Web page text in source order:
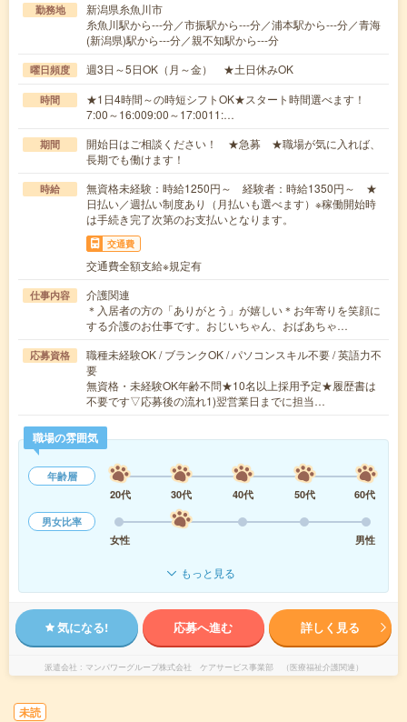
勤務地
新潟県糸魚川市
糸魚川駅から---分／市振駅から---分／浦本駅から---分／青海
(新潟県)駅から---分／親不知駅から---分
曜日頻度 週3日～5日OK（月～金） ★土日休みOK
時間
★1日4時間～の時短シフトOK★スタート時間選べます！
7:00～16:009:00～17:0011:…
期間
開始日はご相談ください！ ★急募 ★職場が気に入れば、
長期でも働けます！
時給
無資格未経験：時給1250円～ 経験者：時給1350円～ ★
日払い／週払い制度あり（月払いも選べます）※稼働開始時
は手続き完了次第のお支払いとなります。
交通費
交通費全額支給※規定有
仕事内容
介護関連
＊入居者の方の「ありがとう」が嬉しい＊お年寄りを笑顔に
する介護のお仕事です。おじいちゃん、おばあちゃ…
応募資格
職種未経験OK / ブランクOK / パソコンスキル不要 / 英語力不
要
無資格・未経験OK年齢不問★10名以上採用予定★履歴書は
不要です▽応募後の流れ1)翌営業日までに担当…
職場の雰囲気
年齢層
20代
30代 40代 50代
60代
男女比率
女性
男性
もっと見る
気になる! 応募へ進む 詳しく見る
派遣会社 マンパワーグループ株式会社 ケアサービス事業部 （医療福祉介護関連）
未読